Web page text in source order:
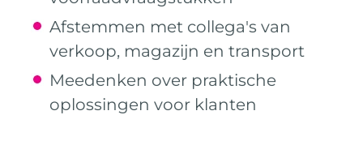
Afstemmen met collega's van
verkoop, magazijn en transport
Meedenken over praktische
oplossingen voor klanten